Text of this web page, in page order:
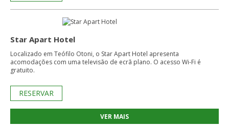
Star Apart Hotel
Localizado em Teófilo Otoni, o Star Apart Hotel apresenta
acomodações com uma televisão de ecrã plano. O acesso Wi-Fi é
gratuito.
RESERVAR
VER MAIS